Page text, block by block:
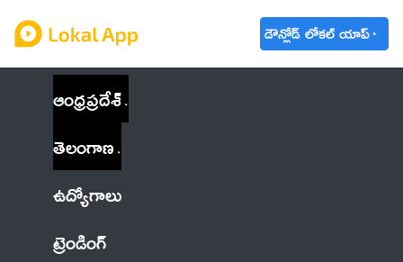
డౌన్లోడ్ లోకల్ యాప్
ఆంధ్రప్రదేశ్
తెలంగాణ
ఉద్యోగాలు
ట్రెండింగ్